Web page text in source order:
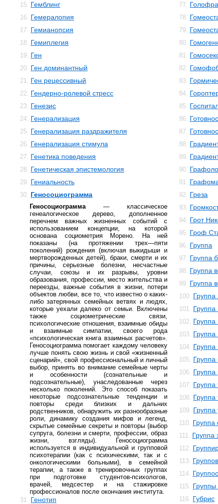
15. Гемблинг
16. Гемералопия
17. Гемианопсия
18. Гемиплегия
19. Ген
20. Ген доминантный
21. Ген рецессивный
22. Гендерно-ролевой стресс
23. Генезис
24. Генерализация
25. Генерализация раздражителя
26. Генерализация стимула
27. Генетика поведения
28. Генетическая эпистемология
29. Гениальность
30. Геносоциограмма
Геносоциограмма— классическое
генеалогическое дерево, дополненное
перечнем важных жизненных событий с
использованием концепции, на которой
основана социометрия Морено. На ней
показаны (на протяжении трех—пяти
поколений) рождения (включая выкидыши и
мертворожденных детей), браки, смерти и их
причины, серьезные болезни, несчастные
случаи, союзы и их разрывы, уровни
образования, профессии, место жительства и
переезды, важные события в жизни, потери
объектов любви, все то, что известно о каких-
либо затерянных семейных ветвях и людях,
которые уехали далеко от семьи. Включены
также социометрические связи,
психологические отношения, взаимные обиды
и взаимные симпатии, своего рода
«психологическая книга взаимных расчетов».
Геносоциограмма помогает каждому человеку
лучше понять свою жизнь и свой «жизненный
сценарий», свой профессиональный и личный
выбор, принять во внимание семейные черты
и особенности (сознательные и
подсознательные), унаследованные через
несколько поколений. Это способ показать
некоторые подсознательные тенденции и
повторы среди близких и дальних
родственников, обнаружить их разнообразные
роли, динамику создания мифов и легенд,
скрытые семейные секреты и повторы (выбор
супруга, болезни и смерти, профессии, образ
жизни, взгляды). Геносоциограмма
используется в индивидуальной и групповой
психотерапии (как с психическими, так и с
онкологическими больными), в семейной
терапии, а также в тренировочных группах
при подготовке студентов-психологов,
врачей, медсестер и на стажировке
профессионалов после окончания института.
31. Генотип
77.
78.
79.
80.
81.
82.
83.
84.
85.
86.
87.
88.
89.
90.
91.
92. Греза
93.
94. Грот
95. Гроф
96. Группа
97. Группа
98. Группа
99. Группа
100.
101. Группа
102.
103.
104.
105. Группа
106.
107. Группа
108. Группа
109. Группа
110.
111. Группа
112.
113.
114.
115. Группы
116. Губрис